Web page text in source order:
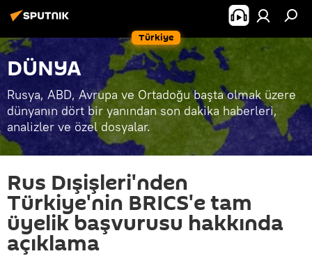
Türkiye
DÜNYA
Rusya, ABD, Avrupa ve Ortadoğu başta olmak üzere
dünyanın dört bir yanından son dakika haberleri,
analizler ve özel dosyalar.
Rus Dışişleri'nden
Türkiye'nin BRICS'e tam
üyelik başvurusu hakkında
açıklama